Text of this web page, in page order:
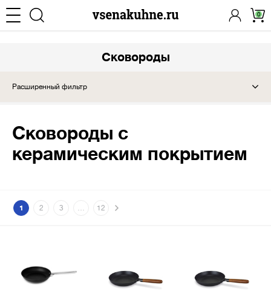
0
Сковороды
Расширенный фильтр
Сковороды с
керамическим покрытием
1 2 3 12